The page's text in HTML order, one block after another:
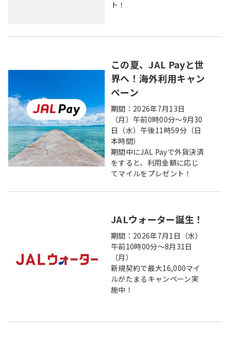
ト！
この夏、JAL Payと世
界へ！海外利用キャン
ペーン
期間：2026年7月13日
（月）午前0時00分～9月30
日（水）午後11時59分（日
本時間）
期間中にJAL Payで外貨決済
をすると、利用金額に応じ
てマイルをプレゼント！
JALウォーター誕生！
期間：2026年7月1日（水）
午前10時00分～8月31日
（月）
新規契約で最大16,000マイ
ルがたまるキャンペーン実
施中！